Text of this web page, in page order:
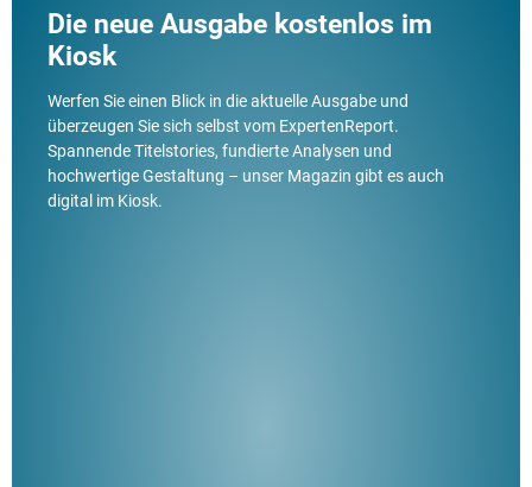
Die neue Ausgabe kostenlos im
Kiosk
Werfen Sie einen Blick in die aktuelle Ausgabe und
überzeugen Sie sich selbst vom ExpertenReport.
Spannende Titelstories, fundierte Analysen und
hochwertige Gestaltung – unser Magazin gibt es auch
digital im Kiosk.